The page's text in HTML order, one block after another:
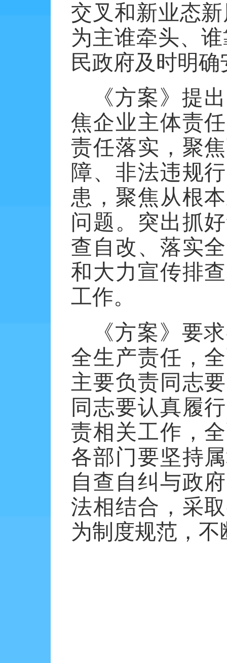
交叉和新业态
为主谁牵头、
民政府及时明
《方案》提
焦企业主体责
责任落实，聚
障、非法违规
患，聚焦从根
问题。突出抓
查自改、落实
和大力宣传排
工作。
《方案》要
全生产责任，
主要负责同志
同志要认真履
责相关工作，
各部门要坚持
自查自纠与政
法相结合，采
为制度规范，